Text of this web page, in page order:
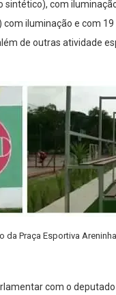
com
iluminação e com
de outras atividade
da Praça Esportiva Areninha
com o